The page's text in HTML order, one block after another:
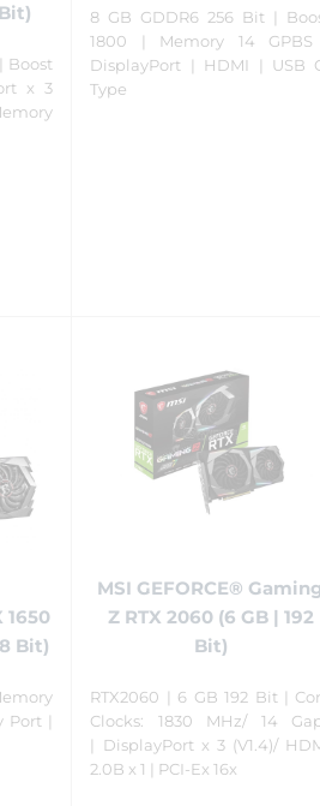
Boost
x 3
8 GB GDDR6 256 Bit |
1800 | Memory 14
DisplayPort | HDMI | USB
Type
1650
Bit)
Port |
MSI GEFORCE® Gaming
Z RTX 2060 (6 GB | 192
Bit)
RTX2060 | 6 GB 192 Bit |
Clocks: 1830 MHz/ 14
| DisplayPort x 3 (V1.4)/
2.0B x 1 | PCI-Ex 16x